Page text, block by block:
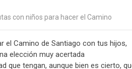
con niños para hacer el Camino
el Camino de Santiago con tus hijos,
elección muy acertada
que tengan, aunque bien es cierto,